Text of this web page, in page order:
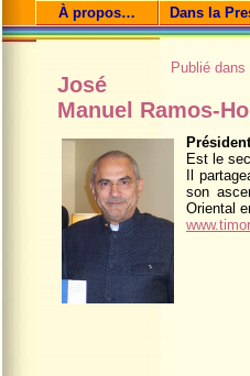
À propos… Dans la
Publié dans
José
Manuel Ramos-
Est le
Il
son
Oriental